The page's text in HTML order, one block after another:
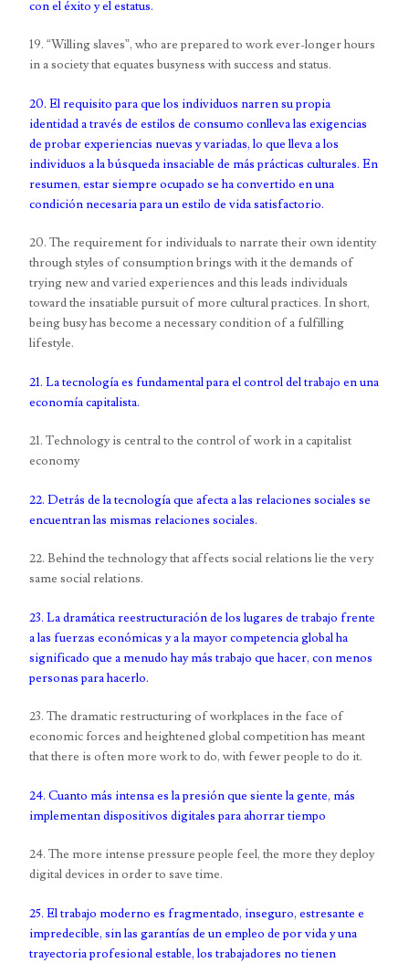
con el éxito y el estatus.
19. “Willing slaves”, who are prepared to work ever-longer hours
in a society that equates busyness with success and status.
20. El requisito para que los individuos narren su propia
identidad a través de estilos de consumo conlleva las exigencias
de probar experiencias nuevas y variadas, lo que lleva a los
individuos a la búsqueda insaciable de más prácticas culturales. En
resumen, estar siempre ocupado se ha convertido en una
condición necesaria para un estilo de vida satisfactorio.
20. The requirement for individuals to narrate their own identity
through styles of consumption brings with it the demands of
trying new and varied experiences and this leads individuals
toward the insatiable pursuit of more cultural practices. In short,
being busy has become a necessary condition of a fulfilling
lifestyle.
21. La tecnología es fundamental para el control del trabajo en una
economía capitalista.
21. Technology is central to the control of work in a capitalist
economy
22. Detrás de la tecnología que afecta a las relaciones sociales se
encuentran las mismas relaciones sociales.
22. Behind the technology that affects social relations lie the very
same social relations.
23. La dramática reestructuración de los lugares de trabajo frente
a las fuerzas económicas y a la mayor competencia global ha
significado que a menudo hay más trabajo que hacer, con menos
personas para hacerlo.
23. The dramatic restructuring of workplaces in the face of
economic forces and heightened global competition has meant
that there is often more work to do, with fewer people to do it.
24. Cuanto más intensa es la presión que siente la gente, más
implementan dispositivos digitales para ahorrar tiempo
24. The more intense pressure people feel, the more they deploy
digital devices in order to save time.
25. El trabajo moderno es fragmentado, inseguro, estresante e
impredecible, sin las garantías de un empleo de por vida y una
trayectoria profesional estable, los trabajadores no tienen